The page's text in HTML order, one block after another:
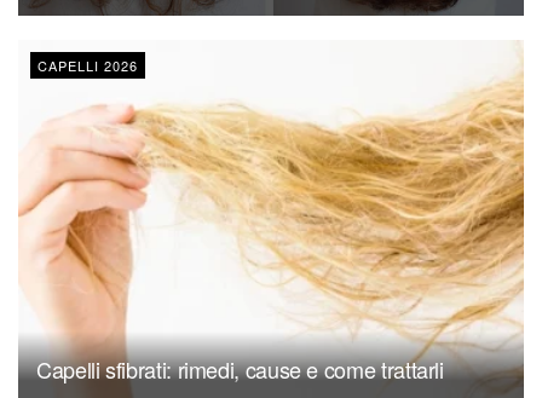
CAPELLI 2026
Capelli sfibrati: rimedi, cause e come trattarli